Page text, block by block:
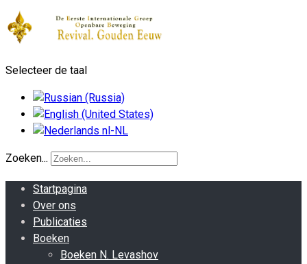
Selecteer de taal
Zoeken...
Startpagina
Over ons
Publicaties
Boeken
Boeken N. Levashov